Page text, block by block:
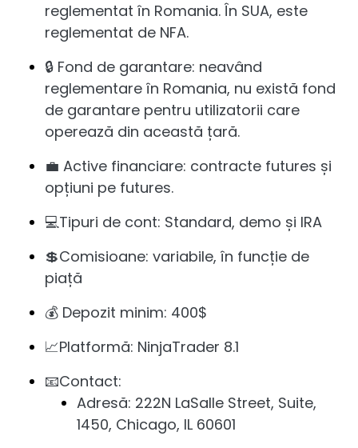
reglementat în Romania. În SUA, este
reglementat de NFA.
🔒 Fond de garantare: neavând
reglementare în Romania, nu există fond
de garantare pentru utilizatorii care
operează din această țară.
💼 Active financiare: contracte futures și
opțiuni pe futures.
💻Tipuri de cont: Standard, demo și IRA
💲Comisioane: variabile, în funcție de
piață
💰 Depozit minim: 400$
📈Platformă: NinjaTrader 8.1
📧Contact:
Adresă: 222N LaSalle Street, Suite,
1450, Chicago, IL 60601